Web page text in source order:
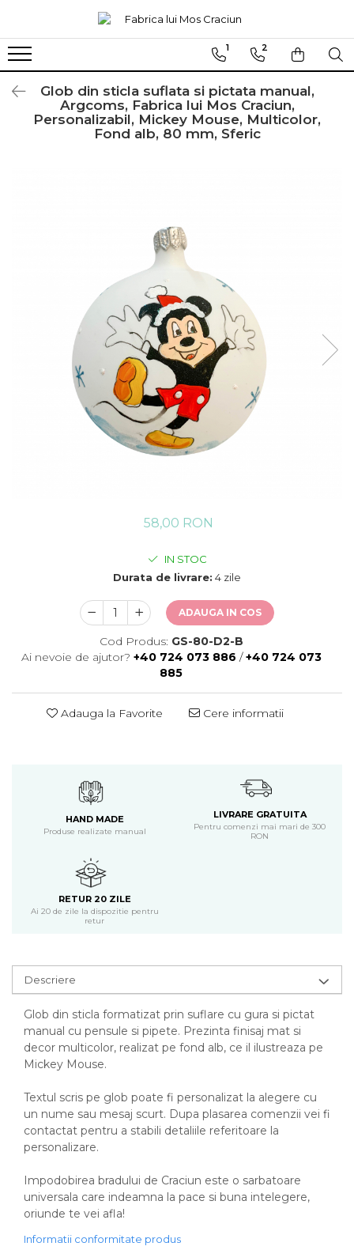
Ø120
Sferice
1 2
Glob din sticla suflata si pictata manual,
Argcoms, Fabrica lui Mos Craciun,
Personalizabil, Mickey Mouse, Multicolor,
Fond alb, 80 mm, Sferic
58,00 RON
IN STOC
Durata de livrare: 4 zile
ADAUGA IN COS
Cod Produs: GS-80-D2-B
Ai nevoie de ajutor? +40 724 073 886 /+40 724 073
885
Adauga la Favorite Cere informatii
HAND MADE
Produse realizate manual
LIVRARE GRATUITA
Pentru comenzi mai mari de 300
RON
RETUR 20 ZILE
Ai 20 de zile la dispozitie pentru
retur
Descriere
Glob din sticla formatizat prin suflare cu gura si pictat
manual cu pensule si pipete. Prezinta finisaj mat si
decor multicolor, realizat pe fond alb, ce il ilustreaza pe
Mickey Mouse.
Textul scris pe glob poate fi personalizat la alegere cu
un nume sau mesaj scurt. Dupa plasarea comenzii vei fi
contactat pentru a stabili detaliile referitoare la
personalizare.
Impodobirea bradului de Craciun este o sarbatoare
universala care indeamna la pace si buna intelegere,
oriunde te vei afla!
Informatii conformitate produs